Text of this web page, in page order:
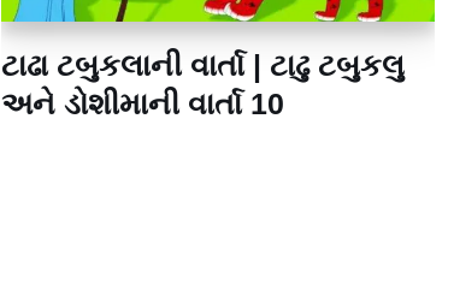
ટાઢા ટબુકલાની વાર્તા | ટાઢુ ટબુકલુ
અને ડોશીમાની વાર્તા 10